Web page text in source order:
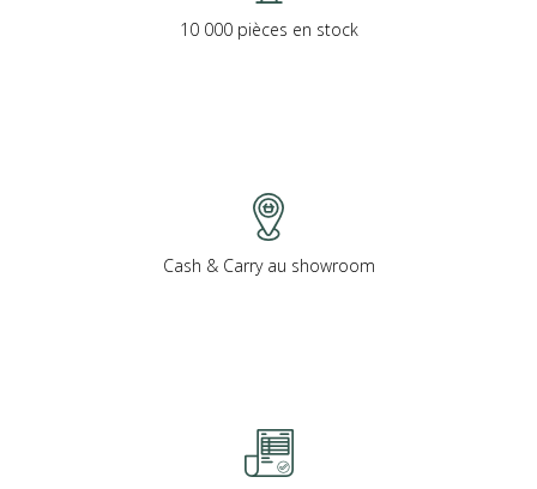
10 000 pièces en stock
Cash & Carry au showroom